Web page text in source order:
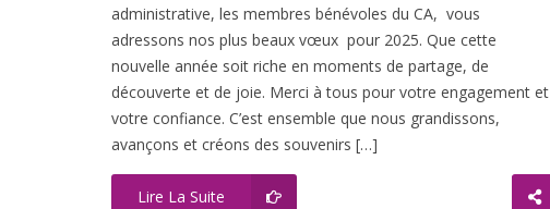
administrative, les membres bénévoles du CA, vous
adressons nos plus beaux vœux pour 2025. Que cette
nouvelle année soit riche en moments de partage, de
découverte et de joie. Merci à tous pour votre engagement et
votre confiance. C’est ensemble que nous grandissons,
avançons et créons des souvenirs […]
Lire La Suite